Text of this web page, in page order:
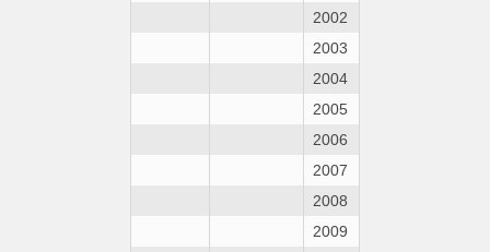
2002
2003
2004
2005
2006
2007
2008
2009